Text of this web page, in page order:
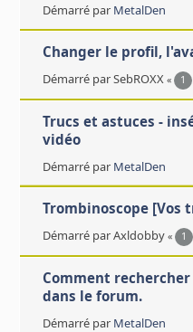
Démarré par MetalDen
Changer le profil,
Démarré par SebROXX « 1
Trucs et astuces -
vidéo
Démarré par MetalDen
Trombinoscope [Vos
Démarré par Axldobby « 1
Comment
dans le forum.
Démarré par MetalDen